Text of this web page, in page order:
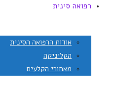
רפואה סינית
אודות הרפואה הסינית
הקליניקה
מאחורי הקלעים